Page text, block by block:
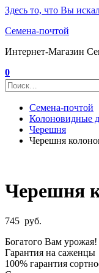
Здесь то, что Вы
Семена-почтой
Интернет-Магазин
0
Семена-почтой
Колоновидные
Черешня
Черешня
Черешня
745 руб.
Богатого Вам урожая!
Гарантия на саженцы
100% гарантия